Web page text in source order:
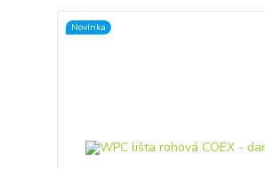
Novinka